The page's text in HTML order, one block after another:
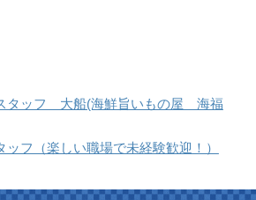
タッフ 大船(海鮮旨いもの屋 海福
ッフ（楽しい職場で未経験歓迎！）